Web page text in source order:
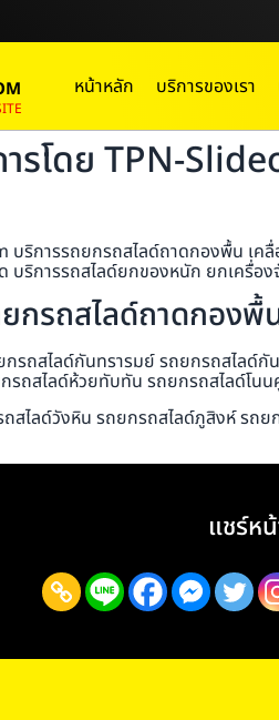
หน้าหลัก บริการของเรา
รโดย TPN-
บริการรถยกรถสไลด์ถาดกองพื้น
ริการรถสไลด์ยกของหนัก ยกเครื่
รถสไลด์ถาดกองพื้
รถสไลด์กันทรารมย์ รถยกรถสไล
ถสไลด์ห้วยทับทัน รถยกรถสไลด์โน
สไลด์วังหิน รถยกรถสไลด์ภูสิงห์ ร
แชร์ห